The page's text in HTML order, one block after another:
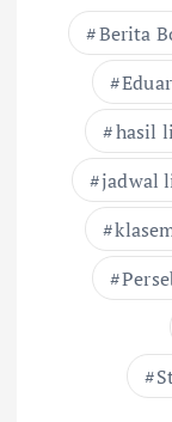
Berita
hasil
jadwal